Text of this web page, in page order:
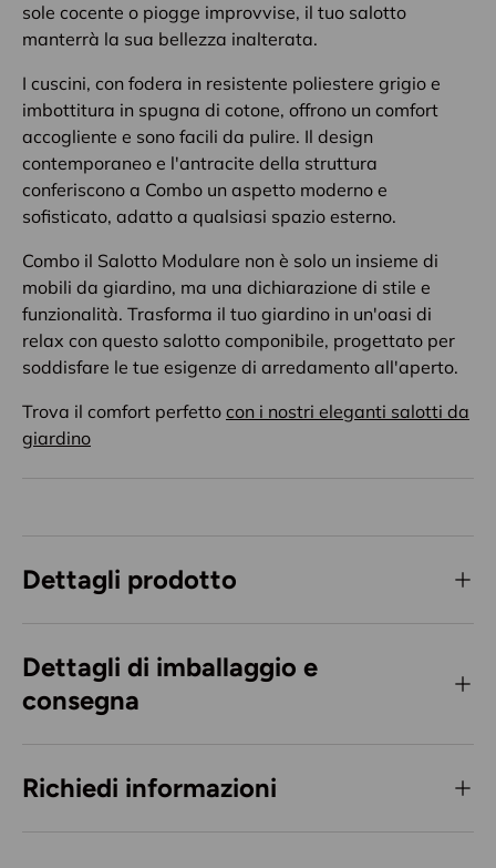
sole cocente o piogge improvvise, il tuo salotto
manterrà la sua bellezza inalterata.
I cuscini, con fodera in resistente poliestere grigio e
imbottitura in spugna di cotone, offrono un comfort
accogliente e sono facili da pulire. Il design
contemporaneo e l'antracite della struttura
conferiscono a Combo un aspetto moderno e
sofisticato, adatto a qualsiasi spazio esterno.
Combo il Salotto Modulare non è solo un insieme di
mobili da giardino, ma una dichiarazione di stile e
funzionalità. Trasforma il tuo giardino in un'oasi di
relax con questo salotto componibile, progettato per
soddisfare le tue esigenze di arredamento all'aperto.
Trova il comfort perfetto con i nostri eleganti salotti da
giardino
Dettagli prodotto
Dettagli di imballaggio e
consegna
Richiedi informazioni